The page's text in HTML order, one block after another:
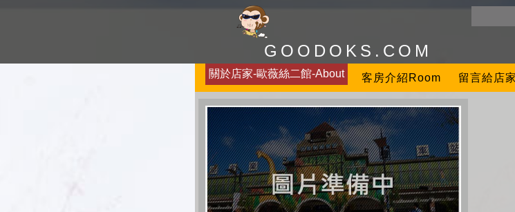
GOODOKS.COM
關於店家-歐薇絲二館-About 客房介紹Room 留言給店